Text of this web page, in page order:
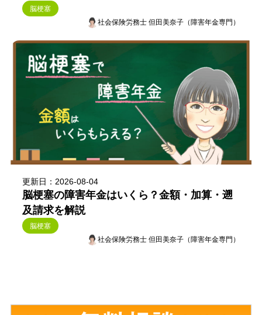
脳梗塞
社会保険労務士 但田美奈子（障害年金専門）
更新日：2026-08-04
脳梗塞の障害年金はいくら？金額・加算・遡
及請求を解説
脳梗塞
社会保険労務士 但田美奈子（障害年金専門）